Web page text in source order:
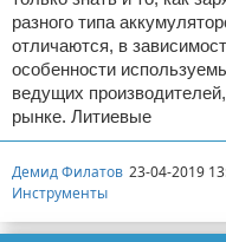
разного типа
отличаются, в
особенности
ведущих
рынке. Литиевые
Демид Филатов 23-04-2019
Инструменты